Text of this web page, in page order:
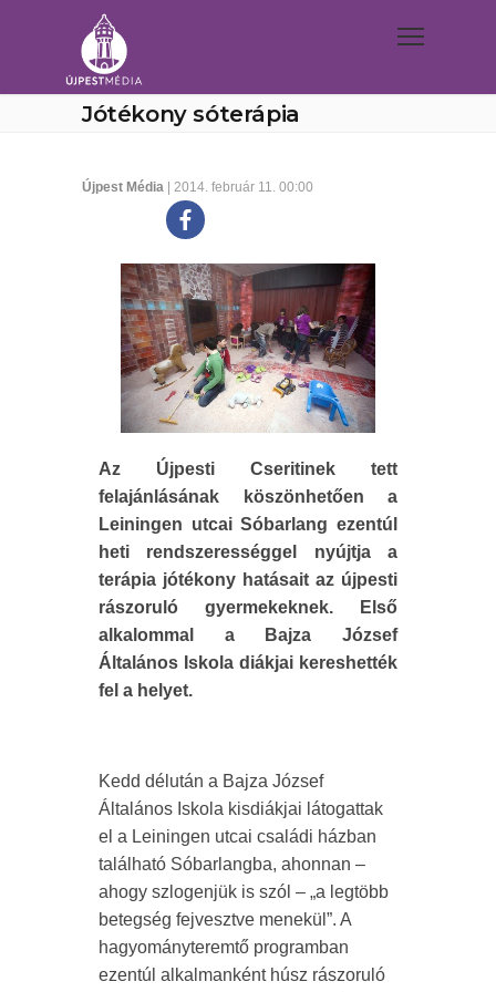
Jótékony sóterápia
Újpest Média | 2014. február 11. 00:00
Az Újpesti Cseritinek tett
felajánlásának köszönhetően a
Leiningen utcai Sóbarlang ezentúl
heti rendszerességgel nyújtja a
terápia jótékony hatásait az újpesti
rászoruló gyermekeknek. Első
alkalommal a Bajza József
Általános Iskola diákjai kereshették
fel a helyet.
Kedd délután a Bajza József
Általános Iskola kisdiákjai látogattak
el a Leiningen utcai családi házban
található Sóbarlangba, ahonnan –
ahogy szlogenjük is szól – „a legtöbb
betegség fejvesztve menekül”. A
hagyományteremtő programban
ezentúl alkalmanként húsz rászoruló